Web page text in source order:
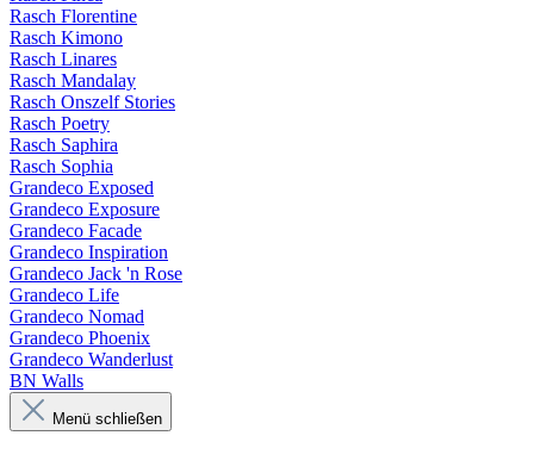
Rasch Florentine
Rasch Kimono
Rasch Linares
Rasch Mandalay
Rasch Onszelf Stories
Rasch Poetry
Rasch Saphira
Rasch Sophia
Grandeco Exposed
Grandeco Exposure
Grandeco Facade
Grandeco Inspiration
Grandeco Jack 'n Rose
Grandeco Life
Grandeco Nomad
Grandeco Phoenix
Grandeco Wanderlust
BN Walls
Menü schließen